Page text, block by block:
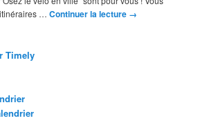
itinéraires …Continuer la lecture →
Timely